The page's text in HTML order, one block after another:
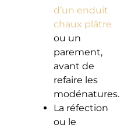
d’un enduit
chaux plâtre
ou un
parement,
avant de
refaire les
modénatures.
La réfection
ou le